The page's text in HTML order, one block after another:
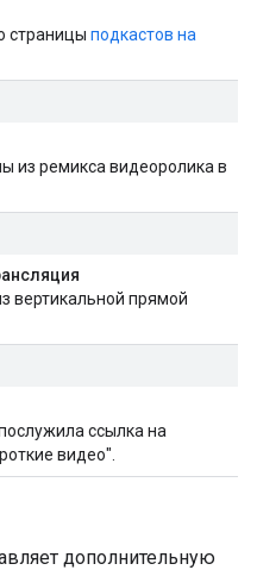
страницы подкастов на
из ремикса видеоролика в
вертикальной прямой
ссылка на
видео".
дополнительную